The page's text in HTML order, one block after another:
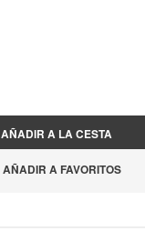
AÑADIR A LA CESTA
AÑADIR A FAVORITOS